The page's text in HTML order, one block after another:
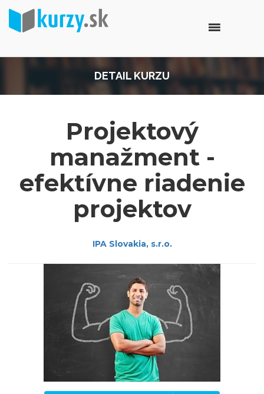
DETAIL KURZU
Projektový
manažment -
efektívne riadenie
projektov
IPA Slovakia, s.r.o.